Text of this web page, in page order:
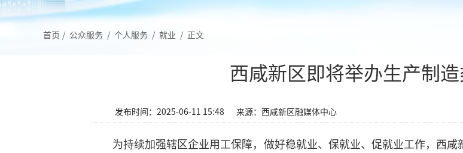
首页 / 公众服务 / 个人服务 / 就业 / 正文
西咸新区即将举办生产制
发布时间：2025-06-11 15:48 来源：西咸新区融媒体中心
为持续加强辖区企业用工保障，做好稳就业、保就业、促就业工作，西